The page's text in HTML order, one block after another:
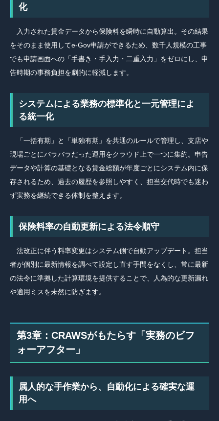
化
入力された賃金データから保険料を瞬時に自動算出。その結果
をそのまま使用してe-Gov申請ができるため、数千人規模の工事
でも申請画面への「手書き・手入力・二重入力」をゼロにし、申
告時期の事務負担を劇的に軽減します。
システムによる業務の標準化と一元管理によ
る統一化
「一括有期」と「単独有期」を共通のルールで管理し、支店や
現場ごとにバラバラだった運用をクラウド上で一つに集約。申告
データや計算の基礎となる賃金総額が年度ごとにシステム内に保
存されるため、過去の履歴を参照しやすく、担当交代時でも迷わ
ず実務を継続できる体制を整えます。
保険料率の自動更新による法令順守
法改正に伴う料率変更はシステム側で自動アップデート。担当
者が個別に最新情報を調べて設定し直す手間をなくし、常に最新
の法令に準拠した計算環境を提供することで、人為的な更新漏れ
や適用ミスを未然に防ぎます。
第3章：CRAWSがもたらす「実務のビフ
ォーアフター」
属人的な手作業から、自動化による確実な運
用へ